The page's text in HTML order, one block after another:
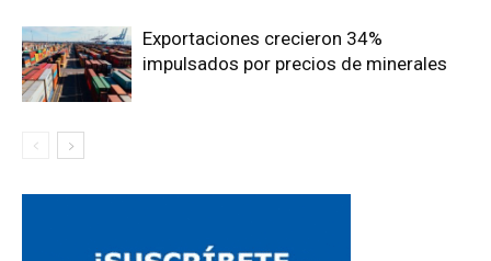
Exportaciones crecieron 34%
impulsados por precios de minerales